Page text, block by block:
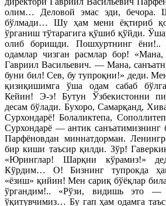
олим… Деловой эмас эди, бечора.
бўлмади… Шу ҳам мени ёқтириб
ўрганиш тўтарагига қўшиб қўйди.
олиб боришди. Пошхуртнинг
одамлар чизган расмлар бор!
Гавриил Васильевич. — Мана,
буни бил! Сев, бу тупроқни!» деди.
қизиқишимга ўша одам сабаб
Кейин! Э-э! Бутун Ўзбекистонни
десам бўлади. Бухоро, Самарқанд,
Сурхондарё! Болаликтепа,
Сурхондарё — антик
Парфёновдан миннатдорман.
бир киши таъсир қилди. Зўр!
«Юринглар! Шарқни кўрамиз!»
Кўрдим… О! Бизнинг тупрокда
«ёзиш» қийин! Мен сариқ бўёқлар
ўргандим!.. «Рўзи, видишь это —
ўқитувчимиз… Бу гап ҳам одамга